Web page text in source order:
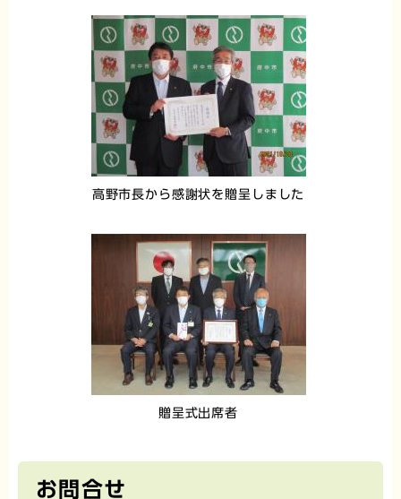
高野市長から感謝状を贈呈しました
贈呈式出席者
お問合せ